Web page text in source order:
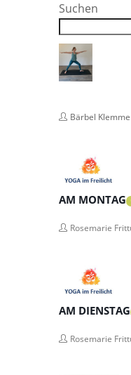
Suchen
Bärbel Klemme
AM MONTAG
Rosemarie
AM DIENSTAG
Rosemarie